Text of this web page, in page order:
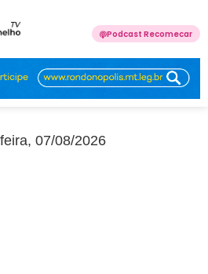
Podcast Recomecar
07/08/2026